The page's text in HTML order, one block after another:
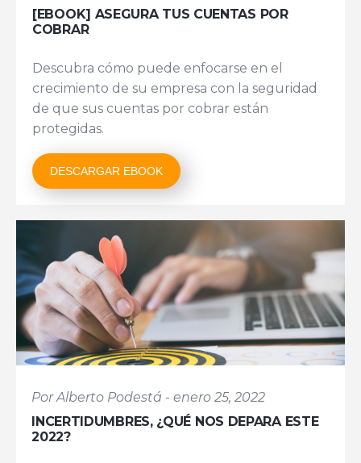
[EBOOK] ASEGURA TUS CUENTAS POR
COBRAR
Descubra cómo puede enfocarse en el
crecimiento de su empresa con la seguridad
de que sus cuentas por cobrar están
protegidas.
DESCARGAR EBOOK
Por Alberto Podestá - enero 25, 2022
INCERTIDUMBRES, ¿QUÉ NOS DEPARA ESTE
2022?